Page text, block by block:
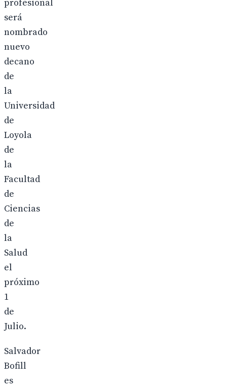
profesional
será
nombrado
nuevo
decano
de
la
Universidad
de
Loyola
de
la
Facultad
de
Ciencias
de
la
Salud
el
próximo
1
de
Julio.
Salvador
Bofill
es